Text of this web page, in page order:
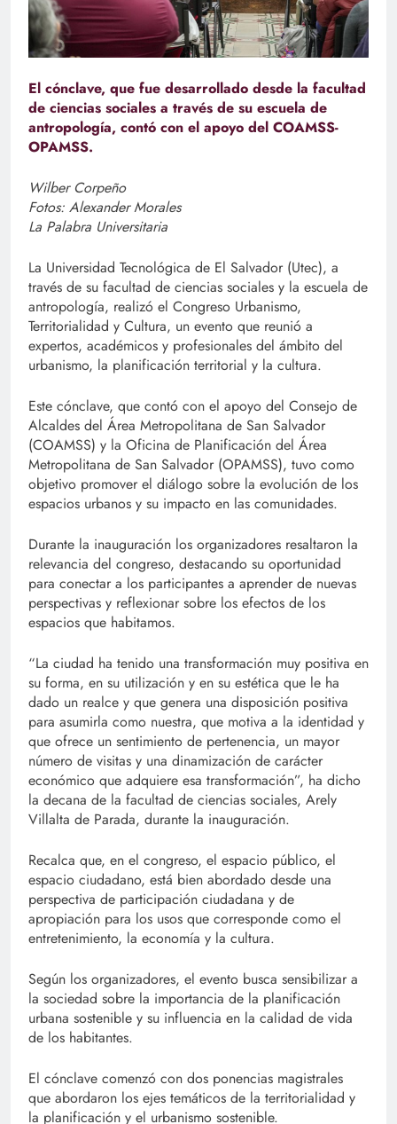
El cónclave, que fue desarrollado desde la facultad
de ciencias sociales a través de su escuela de
antropología, contó con el apoyo del COAMSS-
OPAMSS.
Wilber Corpeño
Fotos: Alexander Morales
La Palabra Universitaria
La Universidad Tecnológica de El Salvador (Utec), a
través de su facultad de ciencias sociales y la escuela de
antropología, realizó el Congreso Urbanismo,
Territorialidad y Cultura, un evento que reunió a
expertos, académicos y profesionales del ámbito del
urbanismo, la planificación territorial y la cultura.
Este cónclave, que contó con el apoyo del Consejo de
Alcaldes del Área Metropolitana de San Salvador
(COAMSS) y la Oficina de Planificación del Área
Metropolitana de San Salvador (OPAMSS), tuvo como
objetivo promover el diálogo sobre la evolución de los
espacios urbanos y su impacto en las comunidades.
Durante la inauguración los organizadores resaltaron la
relevancia del congreso, destacando su oportunidad
para conectar a los participantes a aprender de nuevas
perspectivas y reflexionar sobre los efectos de los
espacios que habitamos.
“La ciudad ha tenido una transformación muy positiva en
su forma, en su utilización y en su estética que le ha
dado un realce y que genera una disposición positiva
para asumirla como nuestra, que motiva a la identidad y
que ofrece un sentimiento de pertenencia, un mayor
número de visitas y una dinamización de carácter
económico que adquiere esa transformación”, ha dicho
la decana de la facultad de ciencias sociales, Arely
Villalta de Parada, durante la inauguración.
Recalca que, en el congreso, el espacio público, el
espacio ciudadano, está bien abordado desde una
perspectiva de participación ciudadana y de
apropiación para los usos que corresponde como el
entretenimiento, la economía y la cultura.
Según los organizadores, el evento busca sensibilizar a
la sociedad sobre la importancia de la planificación
urbana sostenible y su influencia en la calidad de vida
de los habitantes.
El cónclave comenzó con dos ponencias magistrales
que abordaron los ejes temáticos de la territorialidad y
la planificación y el urbanismo sostenible.